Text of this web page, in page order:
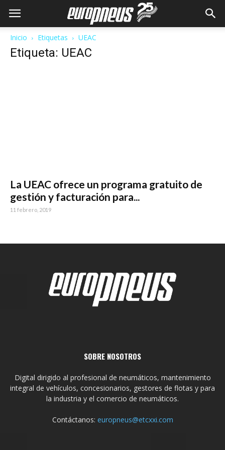
Inicio Etiquetas UEAC
Etiqueta: UEAC
La UEAC ofrece un programa gratuito de
gestión y facturación para...
11 febrero, 2019
SOBRE NOSOTROS
Digital dirigido al profesional de neumáticos, mantenimiento
integral de vehículos, concesionarios, gestores de flotas y para
la industria y el comercio de neumáticos.
Contáctanos: europneus@etcxxi.com